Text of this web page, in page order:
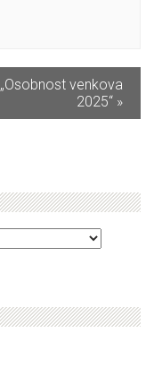
„Osobnost venkova
2025“ »